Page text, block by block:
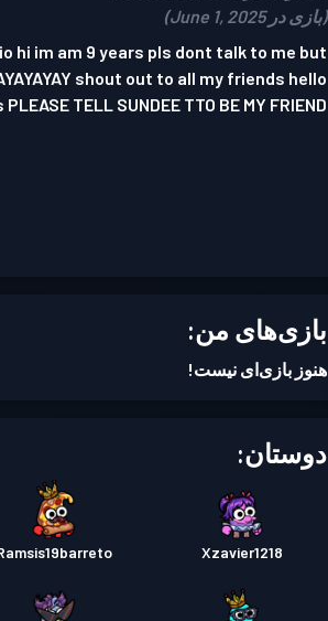
(بازی در June 1, 2025)
hi im am 9 years pls dont talk to me but
shout out to all my friends hello
TELL SUNDEE TTO BE MY FRIEND
بازی‌های من:
هنوز بازی‌ای نیست!
دوستان:
Xzavier1218